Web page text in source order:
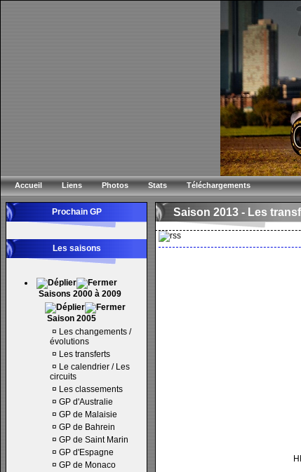
Accueil Liens Photos Stats Téléchargements
Prochain GP
Les saisons
Saisons 2000 à 2009
Saison 2005
¤ Les changements /
évolutions
¤ Les transferts
¤ Le calendrier / Les
circuits
¤ Les classements
¤ GP d'Australie
¤ GP de Malaisie
¤ GP de Bahrein
¤ GP de Saint Marin
¤ GP d'Espagne
¤ GP de Monaco
Saison 2013 - Les